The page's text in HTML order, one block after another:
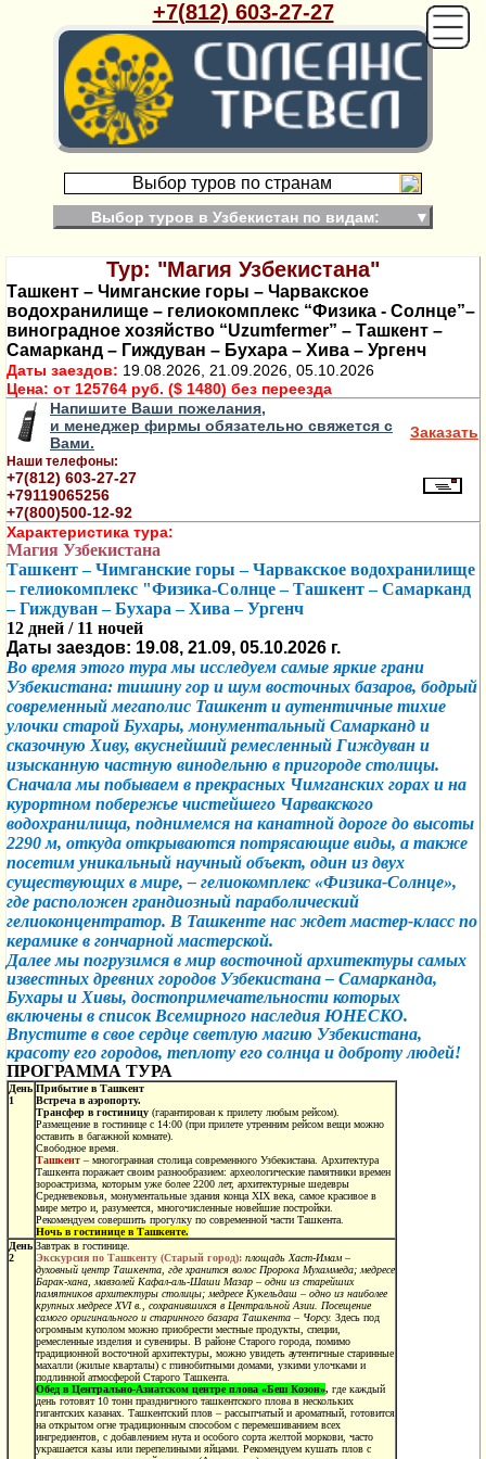
+7(812) 603-27-27
Выбор туров по странам
Выбор туров в Узбекистан по видам: ▼
Тур: "Магия Узбекистана"
Ташкент – Чимганские горы – Чарвакское
водохранилище – гелиокомплекс “Физика - Солнце”–
виноградное хозяйство “Uzumfermer” – Ташкент –
Самарканд – Гиждуван – Бухара – Хива – Ургенч
Даты заездов: 19.08.2026, 21.09.2026, 05.10.2026
Цена: от 125764 руб. ($ 1480) без переезда
Напишите Ваши пожелания,
и менеджер фирмы обязательно свяжется с
Вами.
Наши телефоны:
+7(812) 603-27-27
+79119065256
+7(800)500-12-92
Заказать
Характеристика тура:
Магия Узбекистана
Ташкент – Чимганские горы – Чарвакское водохранилище
– гелиокомплекс "Физика-Солнце – Ташкент – Самарканд
– Гиждуван – Бухара – Хива – Ургенч
12 дней / 11 ночей
Даты заездов: 19.08, 21.09, 05.10.2026 г.
Во время этого тура мы исследуем самые яркие грани
Узбекистана: тишину гор и шум восточных базаров, бодрый
современный мегаполис Ташкент и аутентичные тихие
улочки старой Бухары, монументальный Самарканд и
сказочную Хиву, вкуснейший ремесленный Гиждуван и
изысканную частную винодельню в пригороде столицы.
Сначала мы побываем в прекрасных Чимганских горах и на
курортном побережье чистейшего Чарвакского
водохранилища, поднимемся на канатной дороге до высоты
2290 м, откуда открываются потрясающие виды, а также
посетим уникальный научный объект, один из двух
существующих в мире, – гелиокомплекс «Физика-Солнце»,
где расположен грандиозный параболический
гелиоконцентратор. В Ташкенте нас ждет мастер-класс по
керамике в гончарной мастерской.
Далее мы погрузимся в мир восточной архитектуры самых
известных древних городов Узбекистана – Самарканда,
Бухары и Хивы, достопримечательности которых
включены в список Всемирного наследия ЮНЕСКО.
Впустите в свое сердце светлую магию Узбекистана,
красоту его городов, теплоту его солнца и доброту людей!
ПРОГРАММА ТУРА
День
1
Прибытие в Ташкент
Встреча в аэропорту.
Трансфер в гостиницу (гарантирован к прилету любым рейсом).
Размещение в гостинице с 14:00 (при прилете утренним рейсом вещи можно
оставить в багажной комнате).
Свободное время.
Ташкент – многогранная столица современного Узбекистана. Архитектура
Ташкента поражает своим разнообразием: археологические памятники времен
зороастризма, которым уже более 2200 лет, архитектурные шедевры
Средневековья, монументальные здания конца XIX века, самое красивое в
мире метро и, разумеется, многочисленные новейшие постройки.
Рекомендуем совершить прогулку по современной части Ташкента.
Ночь в гостинице в Ташкенте.
День
2
Завтрак в гостинице.
Экскурсия по Ташкенту (Старый город): площадь Хаст-Имам –
духовный центр Ташкента, где хранится волос Пророка Мухаммеда; медресе
Барак-хана, мавзолей Кафал-аль-Шаши Мазар – одни из старейших
памятников архитектуры столицы; медресе Кукельдаш – одно из наиболее
крупных медресе XVI в., сохранившихся в Центральной Азии. Посещение
самого оригинального и старинного базара Ташкента – Чорсу. Здесь под
огромным куполом можно приобрести местные продукты, специи,
ремесленные изделия и сувениры. В районе Старого города, помимо
традиционной восточной архитектуры, можно увидеть аутентичные старинные
махалли (жилые кварталы) с глинобитными домами, узкими улочками и
подлинной атмосферой Старого Ташкента.
Обед в Центрально-Азиатском центре плова «Беш Козон», где каждый
день готовят 10 тонн праздничного ташкентского плова в нескольких
гигантских казанах. Ташкентский плов – рассыпчатый и ароматный, готовится
на открытом огне традиционным способом с перемешиванием всех
ингредиентов, с добавлением нута и особого сорта желтой моркови, часто
украшается казы или перепелиными яйцами. Рекомендуем кушать плов с